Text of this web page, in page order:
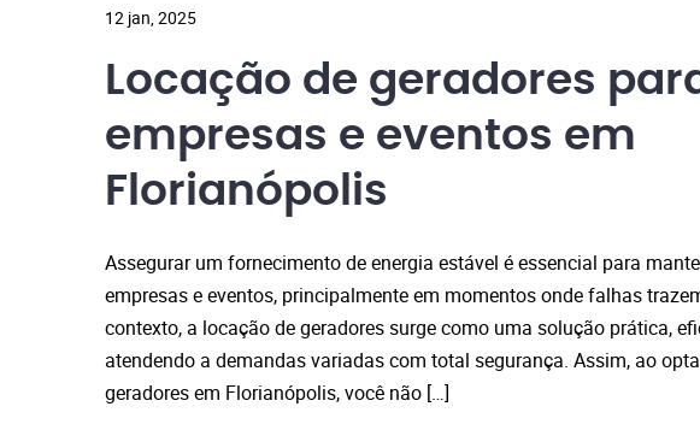
12 jan, 2025
Locação de geradores
empresas e eventos em
Florianópolis
Assegurar um fornecimento de energia estável é essencial para
empresas e eventos, principalmente em momentos onde falhas
contexto, a locação de geradores surge como uma solução prática,
atendendo a demandas variadas com total segurança. Assim, ao
geradores em Florianópolis, você não […]